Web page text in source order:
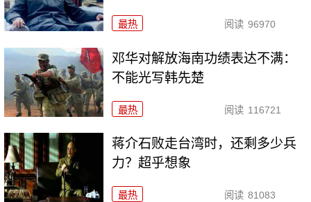
最热 阅读 96970
邓华对解放海南功绩表达不满：
不能光写韩先楚
最热 阅读 116721
蒋介石败走台湾时，还剩多少兵
力？超乎想象
最热 阅读 81083